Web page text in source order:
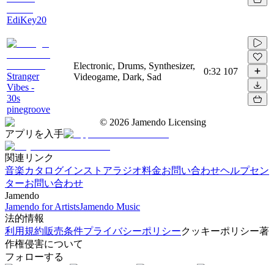
EdiKey20
Stranger
Vibes -
30s
pinegroove
Electronic, Drums, Synthesizer,
Videogame, Dark, Sad
0:32 107
© 2026 Jamendo Licensing
アプリを入手
関連リンク
音楽カタログインストアラジオ料金お問い合わせヘルプセン
ターお問い合わせ
Jamendo
Jamendo for ArtistsJamendo Music
法的情報
利用規約販売条件プライバシーポリシークッキーポリシー著
作権侵害について
フォローする